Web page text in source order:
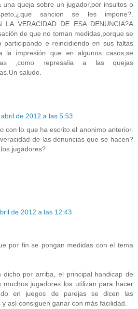
una queja sobre un jugador,por insultos o
sancion se les impone?.
LA VERACIDAD DE ESA DENUNCIA?A
de que no toman medidas,porque se
participando e reincidiendo en sus faltas
la impresión que en algunos casos,se
,como represalia a las quejas
saludo.
de 2012 a las 5:53
con lo que ha escrito el anonimo anterior.
de las denuncias que se hacen?
jugadores?
de 2012 a las 12:43
por fin se pongan medidas con el tema
dicho por arriba, el principal handicap de
muchos jugadores los utilizan para hacer
en juegos de parejas se dicen las
así consiguen ganar con más facilidad.